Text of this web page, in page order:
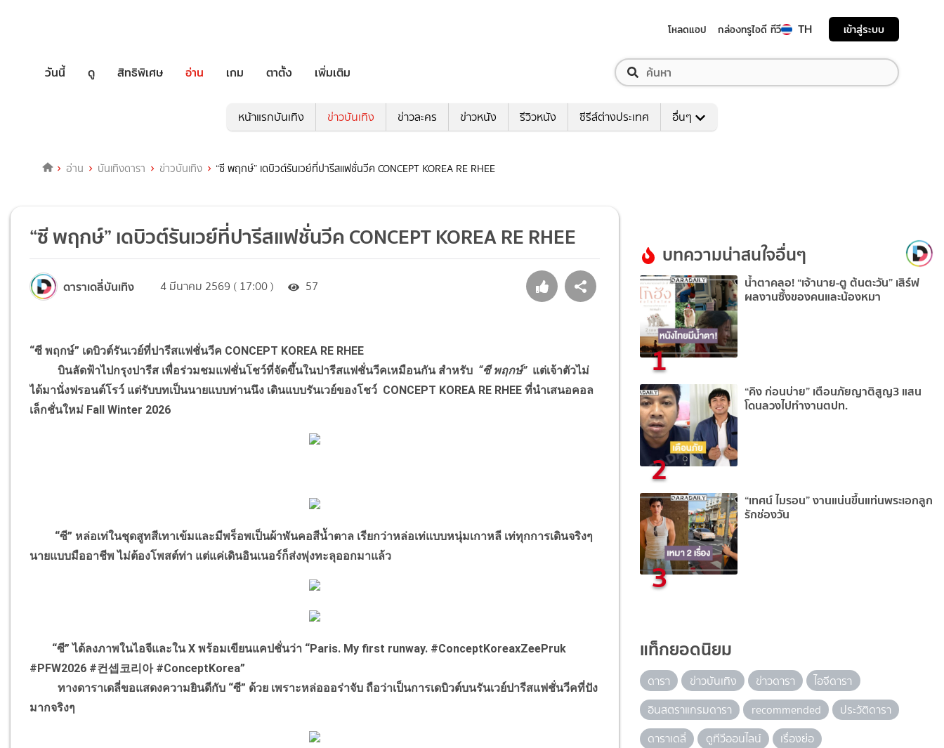
โหลดแอป กล่องทรูไอดี ทีวี TH เข้าสู่ระบบ
วันนี้ ดู สิทธิพิเศษ อ่าน เกม ตาตั้ง เพิ่มเติม
หน้าแรกบันเทิง ข่าวบันเทิง ข่าวละคร ข่าวหนัง รีวิวหนัง ซีรีส์ต่างประเทศ อื่นๆ
อ่าน บันเทิงดารา ข่าวบันเทิง “ซี พฤกษ์” เดบิวต์รันเวย์ที่ปารีสแฟชั่นวีค CONCEPT KOREA RE RHEE
“ซี พฤกษ์” เดบิวต์รันเวย์ที่ปารีสแฟชั่นวีค CONCEPT KOREA RE RHEE
ดาราเดลี่บันเทิง 4 มีนาคม 2569 ( 17:00 ) 57
“ซี พฤกษ์” เดบิวต์รันเวย์ที่ปารีสแฟชั่นวีค CONCEPT KOREA RE RHEE
บินลัดฟ้าไปกรุงปารีส เพื่อร่วมชมแฟชั่นโชว์ที่จัดขึ้นในปารีสแฟชั่นวีคเหมือนกัน สำหรับ “ซี พฤกษ์” แต่เจ้าตัวไม่
ได้มานั่งฟรอนต์โรว์ แต่รับบทเป็นนายแบบท่านนึง เดินแบบรันเวย์ของโชว์ CONCEPT KOREA RE RHEE ที่นำเสนอคอล
เล็กชั่นใหม่ Fall Winter 2026
“ซี” หล่อเท่ในชุดสูทสีเทาเข้มและมีพร็อพเป็นผ้าพันคอสีน้ำตาล เรียกว่าหล่อเท่แบบหนุ่มเกาหลี เท่ทุกการเดินจริงๆ
นายแบบมืออาชีพ ไม่ต้องโพสต์ท่า แต่แค่เดินอินเนอร์ก็ส่งพุ่งทะลุออกมาแล้ว
“ซี” ได้ลงภาพในไอจีและใน X พร้อมเขียนแคปชั่นว่า “Paris. My first runway. #ConceptKoreaxZeePruk
#PFW2026 #컨셉코리아 #ConceptKorea”
ทางดาราเดลี่ขอแสดงความยินดีกับ “ซี” ด้วย เพราะหล่อออร่าจับ ถือว่าเป็นการเดบิวต์บนรันเวย์ปารีสแฟชั่นวีคที่ปัง
มากจริงๆ
บทความน่าสนใจอื่นๆ
1
น้ำตาคลอ! “เจ้านาย-ตู ต้นตะวัน” เสิร์ฟ
ผลงานซึ้งของคนและน้องหมา
2
“คิง ก่อนบ่าย” เตือนภัยญาติสูญ3 แสน
โดนลวงไปทำงานตปท.
3
“เทศน์ ไมรอน” งานแน่นขึ้นแท่นพระเอกลูก
รักช่องวัน
แท็กยอดนิยม
ดารา ข่าวบันเทิง ข่าวดารา
ไอจีดารา
อินสตราแกรมดารา
recommended
ประวัติดารา
ดาราเดลี่
ดูทีวีออนไลน์ เรื่องย่อ